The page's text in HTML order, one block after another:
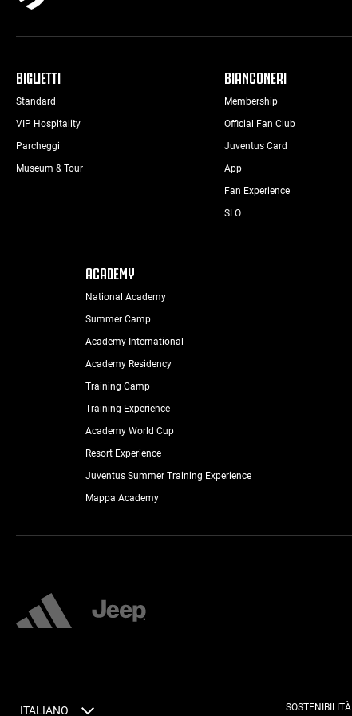
BIGLIETTI
Standard
VIP Hospitality
Parcheggi
Museum & Tour
BIANCONERI
Membership
Official Fan Club
Juventus Card
App
Fan Experience
SLO
ACADEMY
National Academy
Summer Camp
Academy International
Academy Residency
Training Camp
Training Experience
Academy World Cup
Resort Experience
Juventus Summer Training Experience
Mappa Academy
ITALIANO SOSTENIBILITÀ